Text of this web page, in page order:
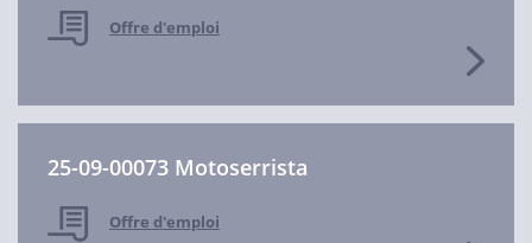
Offre d'emploi
25-09-00073 Motoserrista
Offre d'emploi